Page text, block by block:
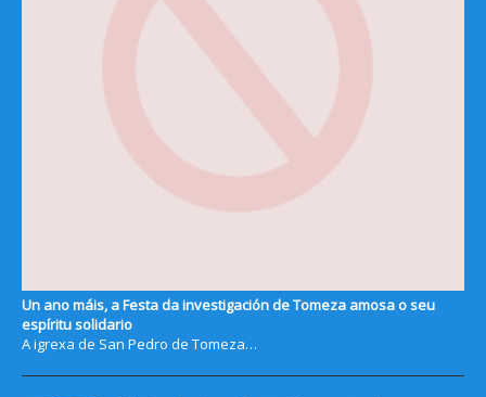
Un ano máis, a Festa da investigación de Tomeza amosa o seu
espíritu solidario
A igrexa de San Pedro de Tomeza…